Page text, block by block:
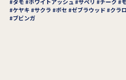
ケヤキ
サクラ ボセ ゼブラウッド クラ
ブビンガ